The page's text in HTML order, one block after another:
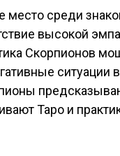
место среди
высокой
Скорпионов
ситуации
Таро и